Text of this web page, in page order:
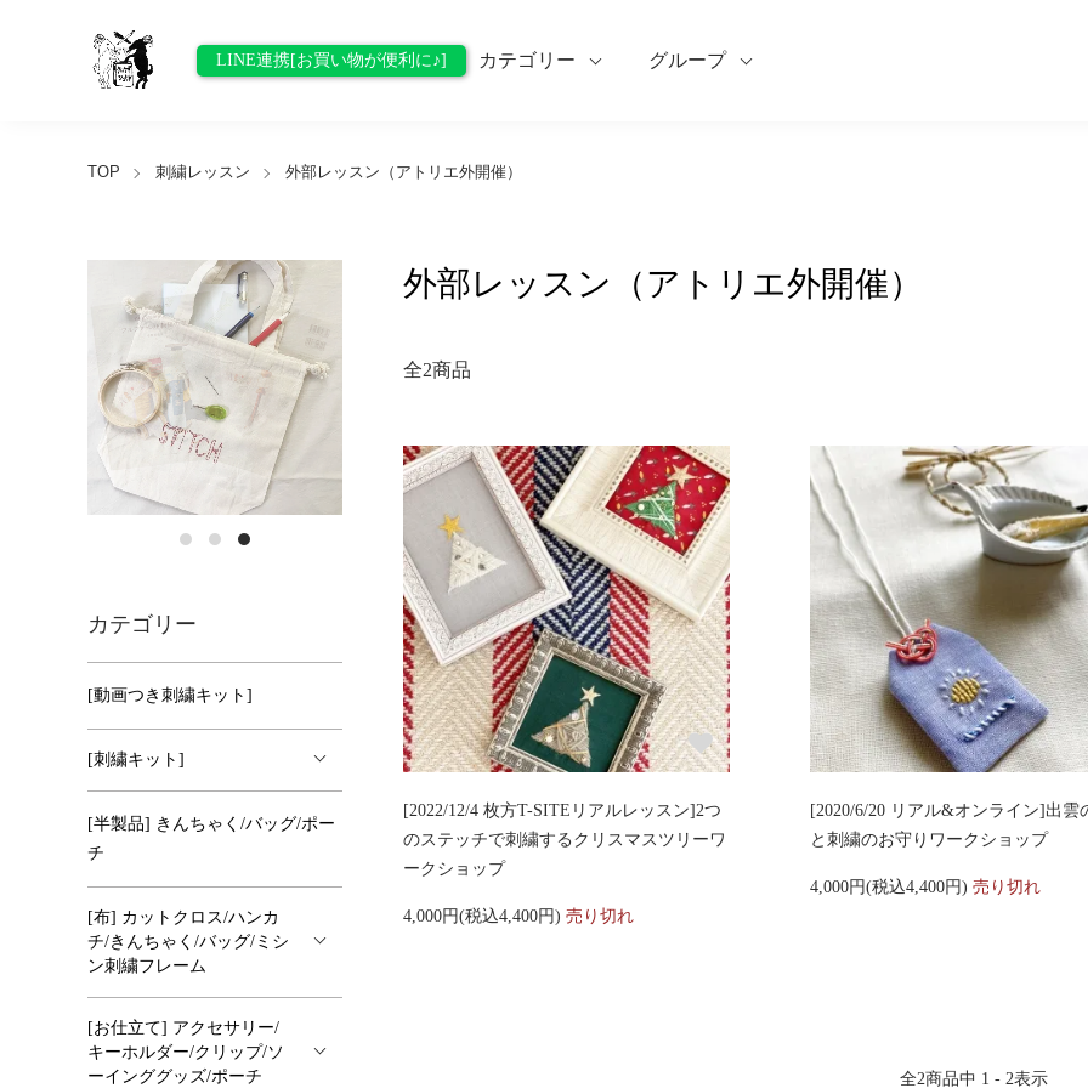
LINE連携[お買い物が便利に♪] カテゴリー グループ
TOP 刺繍レッスン 外部レッスン（アトリエ外開催）
外部レッスン（アトリエ外開催）
全2商品
[2022/12/4 枚方T-SITEリアルレッスン]2つ
のステッチで刺繍するクリスマスツリーワ
ークショップ
4,000円(税込4,400円) 売り切れ
[2020/6/20 リアル&オンライン]出雲
と刺繍のお守りワークショップ
4,000円(税込4,400円)売り切れ
全2商品中 1 - 2表示
カテゴリー
[動画つき刺繍キット]
[刺繍キット]
[半製品] きんちゃく/バッグ/ポー
チ
[布] カットクロス/ハンカ
チ/きんちゃく/バッグ/ミシ
ン刺繍フレーム
[お仕立て] アクセサリー/
キーホルダー/クリップ/ソ
ーインググッズ/ポーチ